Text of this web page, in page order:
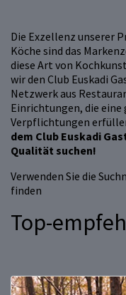
Die Exzellenz unserer
Köche sind das
diese Art von
wir den Club Euskadi
Netzwerk aus
Einrichtungen, die eine
Verpflichtungen
dem Club Euskadi
Qualität suchen!
Verwenden Sie die
finden
Top-